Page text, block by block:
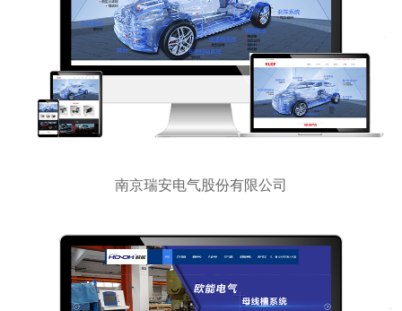
南京瑞安电气股份有限公司